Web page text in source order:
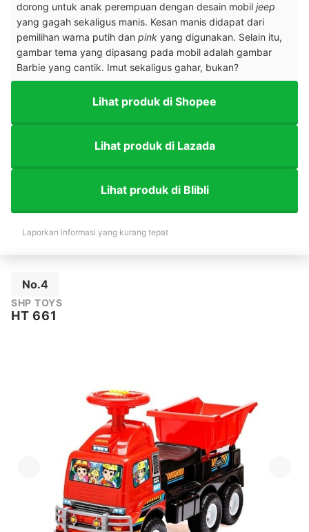
dorong untuk anak perempuan dengan desain mobil jeep
yang gagah sekaligus manis. Kesan manis didapat dari
pemilihan warna putih dan pink yang digunakan. Selain itu,
gambar tema yang dipasang pada mobil adalah gambar
Barbie yang cantik. Imut sekaligus gahar, bukan?
Lihat produk di Shopee
Lihat produk di Lazada
Lihat produk di Blibli
Laporkan informasi yang kurang tepat
No.4
SHP TOYS
HT 661